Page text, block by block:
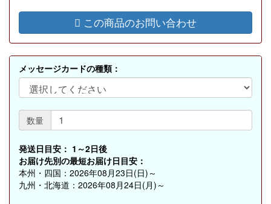
この商品のお問い合わせ
メッセージカードの種類：
数量
発送日目安： 1～2日後
お届け先別の最短お届け日目安：
本州・四国：2026年08月23日(日)～
九州・北海道：2026年08月24日(月)～